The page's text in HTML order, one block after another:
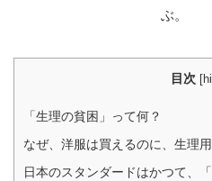
ぶ。
目次 [
「生理の貧困」って何？
なぜ、洋服は買えるのに、生理
日本のスタンダードはかつて、